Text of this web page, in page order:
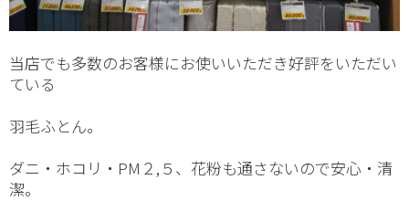
当店でも多数のお客様にお使いいただき好評をいただい
ている
羽毛ふとん。
ダニ・ホコリ・PM２,５、花粉も通さないので安心・清
潔。